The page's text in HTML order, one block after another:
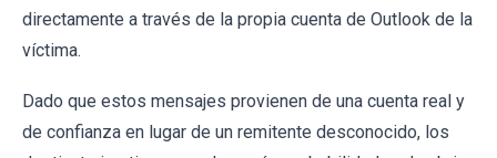
directamente a través de la propia cuenta de Outlook de la
víctima.
Dado que estos mensajes provienen de una cuenta real y
de confianza en lugar de un remitente desconocido, los